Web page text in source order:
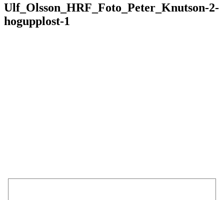
Ulf_Olsson_HRF_Foto_Peter_Knutson-2-
hogupplost-1